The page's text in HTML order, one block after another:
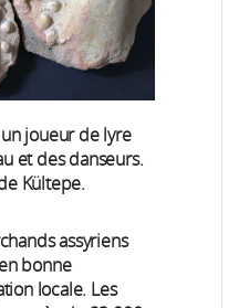
joueur de lyre
et des danseurs.
Kültepe.
assyriens
bonne
locale. Les